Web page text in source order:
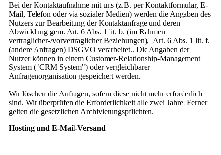
Bei der Kontaktaufnahme mit uns (z.B. per Kontaktformular, E-
Mail, Telefon oder via sozialer Medien) werden die Angaben des
Nutzers zur Bearbeitung der Kontaktanfrage und deren
Abwicklung gem. Art. 6 Abs. 1 lit. b. (im Rahmen
vertraglicher-/vorvertraglicher Beziehungen), Art. 6 Abs. 1 lit. f.
(andere Anfragen) DSGVO verarbeitet.. Die Angaben der
Nutzer können in einem Customer-Relationship-Management
System ("CRM System") oder vergleichbarer
Anfragenorganisation gespeichert werden.
Wir löschen die Anfragen, sofern diese nicht mehr erforderlich
sind. Wir überprüfen die Erforderlichkeit alle zwei Jahre; Ferner
gelten die gesetzlichen Archivierungspflichten.
Hosting und E-Mail-Versand